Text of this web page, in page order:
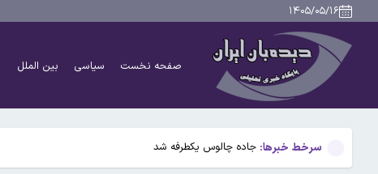
۱۴۰۵/۰۵/۱۶
صفحه نخست سیاسی بین الملل
سرخط خبرها:
جنگ جدید تراکتور و پرسپولیس
قشقاوی:چارچوب کلی مذاکرات ایران و عمان بر سر تنگه هرمز
«توافقنامه دفاعی مکه» رسما امضا شد
جاده چالوس یکطرفه شد